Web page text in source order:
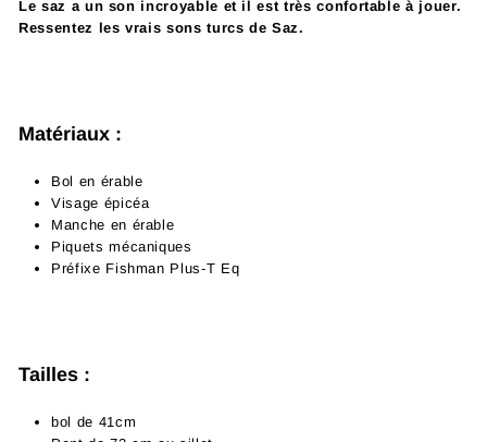
Le saz a un son incroyable et il est très confortable à jouer.
Ressentez les vrais sons turcs de Saz.
Matériaux :
Bol en érable
Visage épicéa
Manche en érable
Piquets mécaniques
Préfixe Fishman Plus-T Eq
Tailles :
bol de 41cm